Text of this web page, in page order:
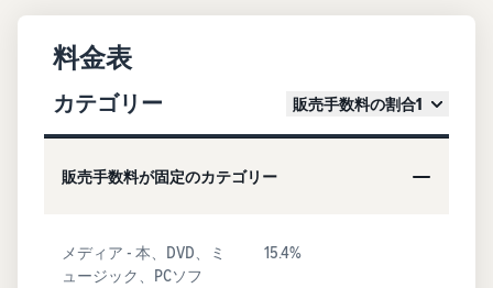
料金表
カテゴリー 販売手数料の割合1
販売手数料が固定のカテゴリー
メディア - 本、DVD、ミ
ュージック、PCソフ
15.4%